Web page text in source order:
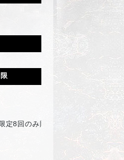
定8回のみ購入可能